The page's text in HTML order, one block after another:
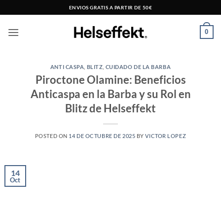
al
contenido
ENVIOS GRATIS A PARTIR DE 50€
0
ANTI CASPA BLITZ CUIDADO DE LA BARBA
Piroctone Olamine: Beneficios
Anticaspa en la Barba y su Rol en
Blitz de Helseffekt
POSTED ON 14 DE OCTUBRE DE 2025 BYVICTOR LOPEZ
14
Oct